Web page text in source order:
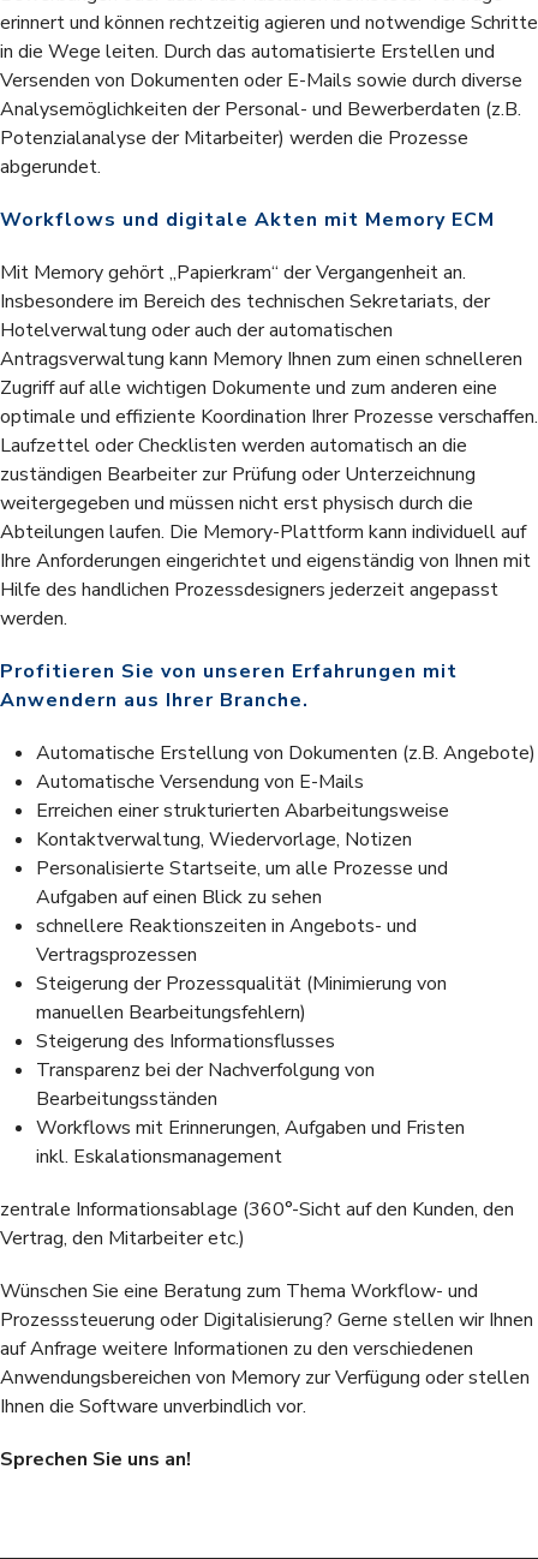
erinnert und können rechtzeitig agieren und notwendige Schritte
in die Wege leiten. Durch das automatisierte Erstellen und
Versenden von Dokumenten oder E-Mails sowie durch diverse
Analysemöglichkeiten der Personal- und Bewerberdaten (z.B.
Potenzialanalyse der Mitarbeiter) werden die Prozesse
abgerundet.
Workflows und digitale Akten mit Memory ECM
Mit Memory gehört „Papierkram“ der Vergangenheit an.
Insbesondere im Bereich des technischen Sekretariats, der
Hotelverwaltung oder auch der automatischen
Antragsverwaltung kann Memory Ihnen zum einen schnelleren
Zugriff auf alle wichtigen Dokumente und zum anderen eine
optimale und effiziente Koordination Ihrer Prozesse verschaffen.
Laufzettel oder Checklisten werden automatisch an die
zuständigen Bearbeiter zur Prüfung oder Unterzeichnung
weitergegeben und müssen nicht erst physisch durch die
Abteilungen laufen. Die Memory-Plattform kann individuell auf
Ihre Anforderungen eingerichtet und eigenständig von Ihnen mit
Hilfe des handlichen Prozessdesigners jederzeit angepasst
werden.
Profitieren Sie von unseren Erfahrungen mit
Anwendern aus Ihrer Branche.
Automatische Erstellung von Dokumenten (z.B. Angebote)
Automatische Versendung von E-Mails
Erreichen einer strukturierten Abarbeitungsweise
Kontaktverwaltung, Wiedervorlage, Notizen
Personalisierte Startseite, um alle Prozesse und
Aufgaben auf einen Blick zu sehen
schnellere Reaktionszeiten in Angebots- und
Vertragsprozessen
Steigerung der Prozessqualität (Minimierung von
manuellen Bearbeitungsfehlern)
Steigerung des Informationsflusses
Transparenz bei der Nachverfolgung von
Bearbeitungsständen
Workflows mit Erinnerungen, Aufgaben und Fristen
inkl. Eskalationsmanagement
zentrale Informationsablage (360°-Sicht auf den Kunden, den
Vertrag, den Mitarbeiter etc.)
Wünschen Sie eine Beratung zum Thema Workflow- und
Prozesssteuerung oder Digitalisierung? Gerne stellen wir Ihnen
auf Anfrage weitere Informationen zu den verschiedenen
Anwendungsbereichen von Memory zur Verfügung oder stellen
Ihnen die Software unverbindlich vor.
Sprechen Sie uns an!